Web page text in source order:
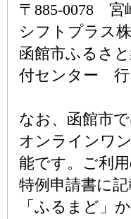
〒885-0078 宮
シフトプラス
函館市ふるさ
付センター 行
なお、函館市
オンラインワ
能です。ご利
特例申請書に
「ふるまど」